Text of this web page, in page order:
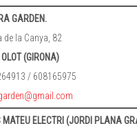
GARDEN.
de la Canya, 82
(GIRONA)
/ 608165975
ELECTRI (JORDI PLANA